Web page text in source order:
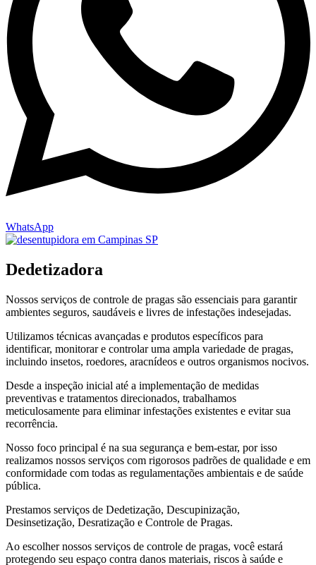
WhatsApp
Dedetizadora
Nossos serviços de controle de pragas são essenciais para garantir
ambientes seguros, saudáveis e livres de infestações indesejadas.
Utilizamos técnicas avançadas e produtos específicos para
identificar, monitorar e controlar uma ampla variedade de pragas,
incluindo insetos, roedores, aracnídeos e outros organismos nocivos.
Desde a inspeção inicial até a implementação de medidas
preventivas e tratamentos direcionados, trabalhamos
meticulosamente para eliminar infestações existentes e evitar sua
recorrência.
Nosso foco principal é na sua segurança e bem-estar, por isso
realizamos nossos serviços com rigorosos padrões de qualidade e em
conformidade com todas as regulamentações ambientais e de saúde
pública.
Prestamos serviços de Dedetização, Descupinização,
Desinsetização, Desratização e Controle de Pragas.
Ao escolher nossos serviços de controle de pragas, você estará
protegendo seu espaço contra danos materiais, riscos à saúde e